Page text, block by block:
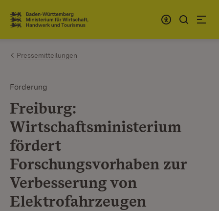
Zum Inhalt springen
Link zur Startseite
Pressemitteilungen
Förderung
Freiburg:
Wirtschaftsministerium
fördert
Forschungsvorhaben zur
Verbesserung von
Elektrofahrzeugen